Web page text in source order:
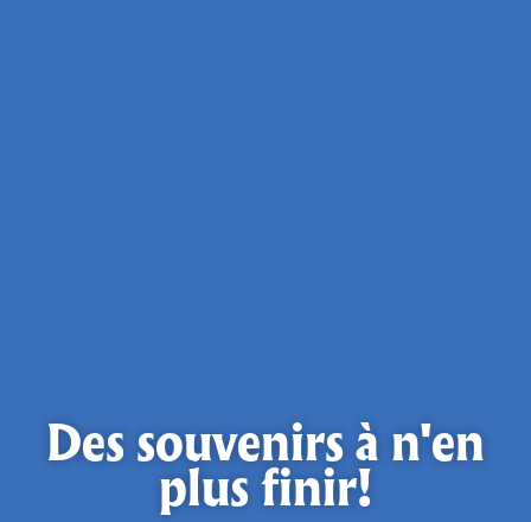
Des souvenirs à n'en
plus finir!